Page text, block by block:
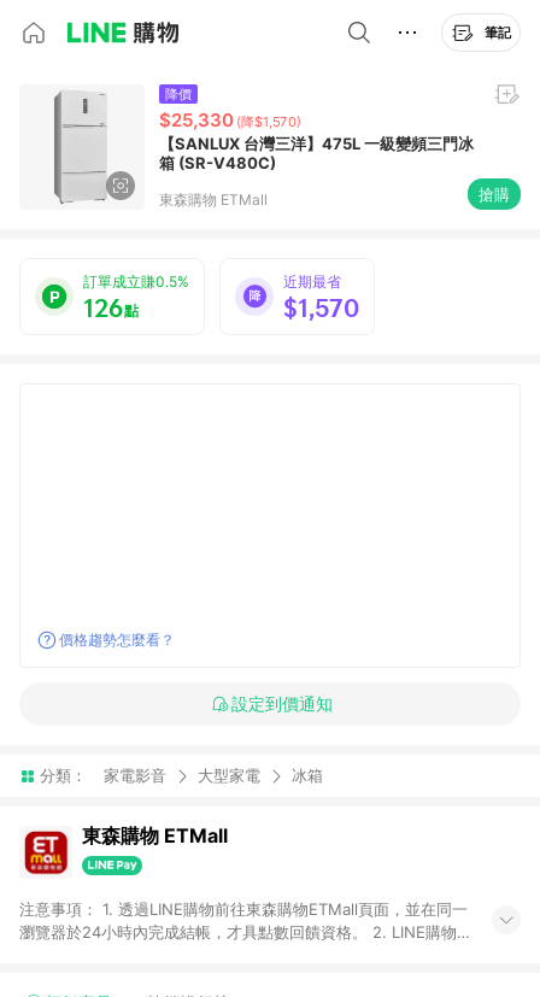
筆記
降價
$25,330 (降$1,570)
【SANLUX 台灣三洋】475L 一級變頻三門冰
箱 (SR-V480C)
東森購物 ETMall 搶購
訂單成立賺0.5%
126點
近期最省
$1,570
價格趨勢怎麼看？
設定到價通知
分類： 家電影音 大型家電 冰箱
東森購物 ETMall
注意事項： 1. 透過LINE購物前往東森購物ETMall頁面，並在同一
瀏覽器於24小時內完成結帳，才具點數回饋資格。 2. LINE購物